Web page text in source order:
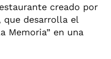
creado por
que desarrolla el
Memoria” en una